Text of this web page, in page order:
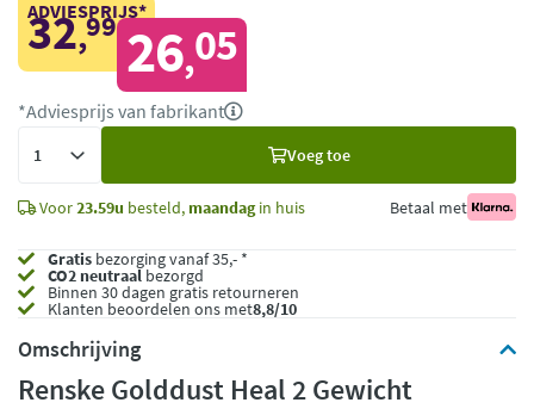
ADVIESPRIJS*
32,99 26,05
*Adviesprijs van fabrikant
Voeg toe
Voor23.59u besteld, maandagin huis Betaal met
Gratis bezorging vanaf 35,- *
CO2 neutraalbezorgd
Binnen 30 dagen gratis retourneren
Klanten beoordelen ons met8,8/10
Omschrijving
Renske Golddust Heal 2 Gewicht